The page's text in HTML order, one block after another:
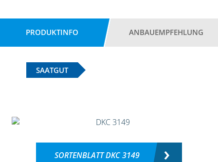
PRODUKTINFO ANBAUEMPFEHLUNG
SAATGUT
SORTENBLATT DKC 3149